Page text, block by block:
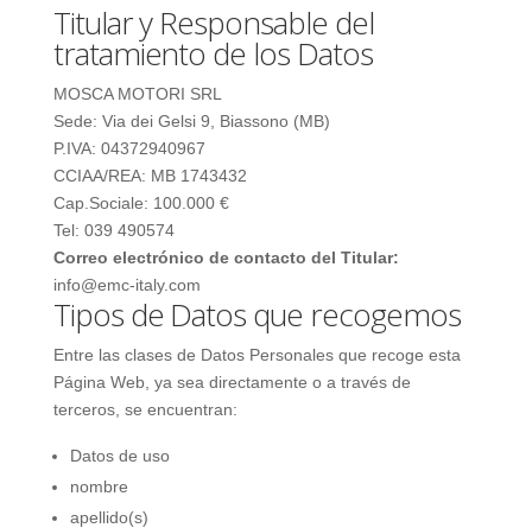
Titular y Responsable del
tratamiento de los Datos
MOSCA MOTORI SRL
Sede: Via dei Gelsi 9, Biassono (MB)
P.IVA: 04372940967
CCIAA/REA: MB 1743432
Cap.Sociale: 100.000 €
Tel: 039 490574
Correo electrónico de contacto del Titular:
info@emc-italy.com
Tipos de Datos que recogemos
Entre las clases de Datos Personales que recoge esta
Página Web, ya sea directamente o a través de
terceros, se encuentran:
Datos de uso
nombre
apellido(s)